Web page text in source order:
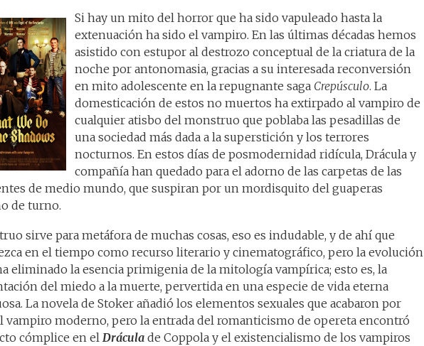
Si hay un mito del horror que ha sido vapuleado hasta la
extenuación ha sido el vampiro. En las últimas décadas hemos
asistido con estupor al destrozo conceptual de la criatura de la
noche por antonomasia, gracias a su interesada reconversión
en mito adolescente en la repugnante saga Crepúsculo. La
domesticación de estos no muertos ha extirpado al vampiro de
cualquier atisbo del monstruo que poblaba las pesadillas de
una sociedad más dada a la superstición y los terrores
nocturnos. En estos días de posmodernidad ridícula, Drácula y
compañía han quedado para el adorno de las carpetas de las
de medio mundo, que suspiran por un mordisquito del guaperas
de turno.
sirve para metáfora de muchas cosas, eso es indudable, y de ahí que
en el tiempo como recurso literario y cinematográfico, pero la evolución
eliminado la esencia primigenia de la mitología vampírica; esto es, la
del miedo a la muerte, pervertida en una especie de vida eterna
La novela de Stoker añadió los elementos sexuales que acabaron por
vampiro moderno, pero la entrada del romanticismo de opereta encontró
cómplice en el Drácula de Coppola y el existencialismo de los vampiros